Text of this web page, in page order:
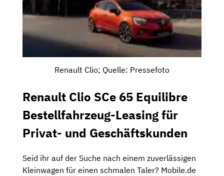
Renault Clio; Quelle: Pressefoto
Renault Clio SCe 65 Equilibre
Bestellfahrzeug-Leasing für
Privat- und Geschäftskunden
Seid ihr auf der Suche nach einem zuverlässigen
Kleinwagen für einen schmalen Taler? Mobile.de